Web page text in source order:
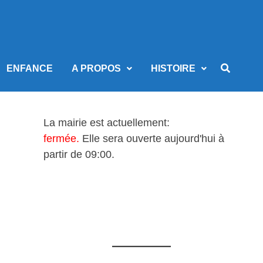
ENFANCE A PROPOS HISTOIRE
La mairie est actuellement:
fermée. Elle sera ouverte aujourd'hui à
partir de 09:00.